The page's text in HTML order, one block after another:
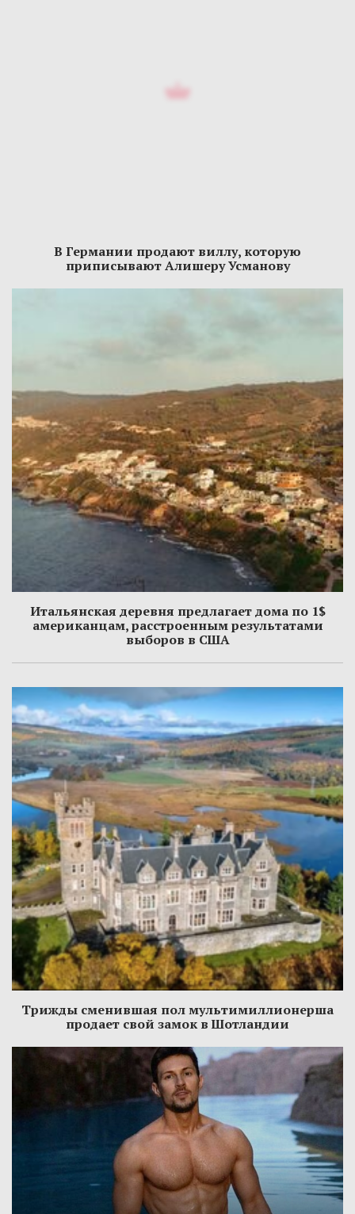
В Германии продают виллу, которую
приписывают Алишеру Усманову
Итальянская деревня предлагает дома по 1$
американцам, расстроенным результатами
выборов в США
Трижды сменившая пол мультимиллионерша
продает свой замок в Шотландии